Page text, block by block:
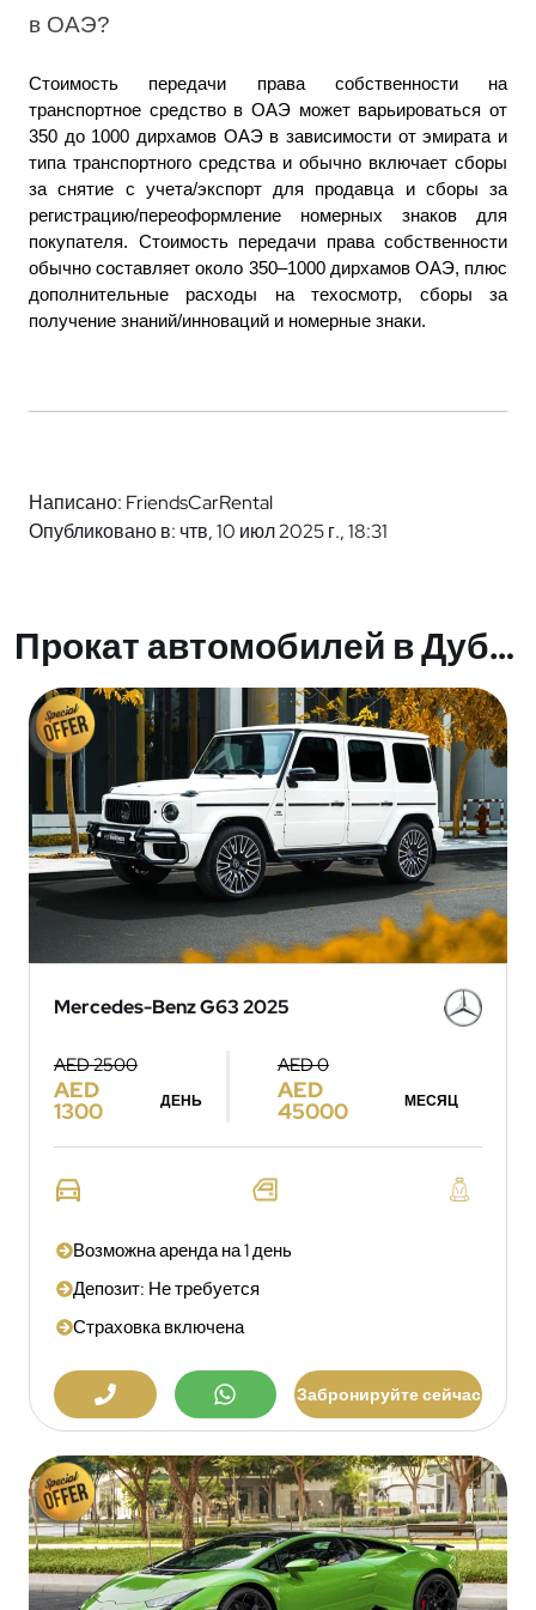
в ОАЭ?
Стоимость передачи права собственности на
транспортное средство в ОАЭ может варьироваться от
350 до 1000 дирхамов ОАЭ в зависимости от эмирата и
типа транспортного средства и обычно включает сборы
за снятие с учета/экспорт для продавца и сборы за
регистрацию/переоформление номерных знаков для
покупателя. Стоимость передачи права собственности
обычно составляет около 350–1000 дирхамов ОАЭ, плюс
дополнительные расходы на техосмотр, сборы за
получение знаний/инноваций и номерные знаки.
Написано: FriendsCarRental
Опубликовано в: чтв, 10 июл 2025 г., 18:31
Прокат автомобилей в Дубае
Mercedes-Benz G63 2025
AED 2500
AED
1300 ДЕНЬ
AED 0
AED
45000 МЕСЯЦ
Возможна аренда на 1 день
Депозит: Не требуется
Страховка включена
Забронируйте сейчас